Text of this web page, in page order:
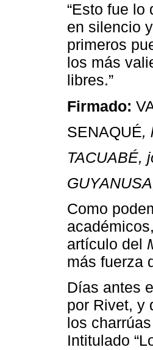
“Esto fue
en silencio
primeros
los más
libres.”
Firmado:
SENAQUÉ,
TACUABÉ,
Como
artículo del
más fuerza
Días antes
por Rivet, y
los
Intitulado